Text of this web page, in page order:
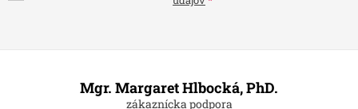
Mgr. Margaret Hlbocká, PhD.